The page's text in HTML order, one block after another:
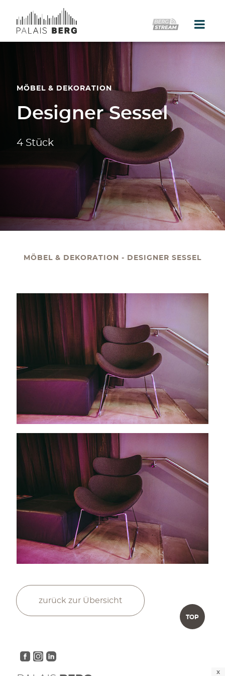
Home
Location
Galerie
Events
Catering
Partner
Kontakt
office@palaisberg.at
+43 01 503 28 14
Impressum & Datenschutz
Language:
EN/ DE
MÖBEL & DEKORATION
Designer Sessel
4 Stück
MÖBEL & DEKORATION - DESIGNER SESSEL
zurück zur Übersicht
TOP
X